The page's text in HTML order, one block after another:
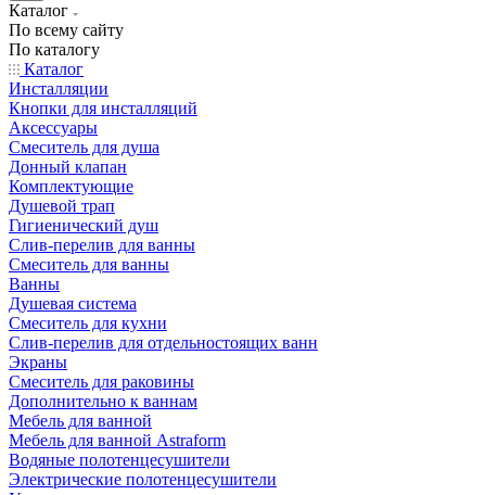
Каталог
По всему сайту
По каталогу
Каталог
Инсталляции
Кнопки для инсталляций
Аксессуары
Смеситель для душа
Донный клапан
Комплектующие
Душевой трап
Гигиенический душ
Слив-перелив для ванны
Смеситель для ванны
Ванны
Душевая система
Смеситель для кухни
Слив-перелив для отдельностоящих ванн
Экраны
Смеситель для раковины
Дополнительно к ваннам
Мебель для ванной
Мебель для ванной Astraform
Водяные полотенцесушители
Электрические полотенцесушители